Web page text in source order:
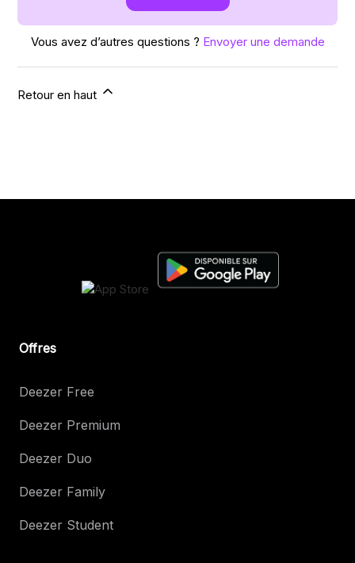
Vous avez d’autres questions ? Envoyer une demande
Retour en haut
Offres
Deezer Free
Deezer Premium
Deezer Duo
Deezer Family
Deezer Student